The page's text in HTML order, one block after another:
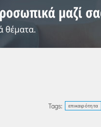
Tags: επικαιρότητα